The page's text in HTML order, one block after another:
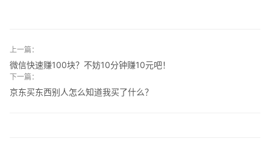
上一篇：
微信快速赚100块？不妨10分钟赚10元吧！
下一篇：
京东买东西别人怎么知道我买了什么？